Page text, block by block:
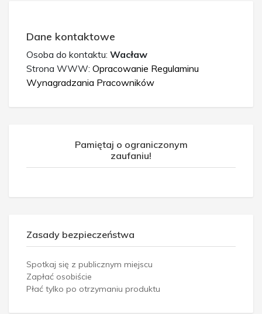
Dane kontaktowe
Osoba do kontaktu: Wacław
Strona WWW: Opracowanie Regulaminu
Wynagradzania Pracowników
Pamiętaj o ograniczonym
zaufaniu!
Zasady bezpieczeństwa
Spotkaj się z publicznym miejscu
Zapłać osobiście
Płać tylko po otrzymaniu produktu